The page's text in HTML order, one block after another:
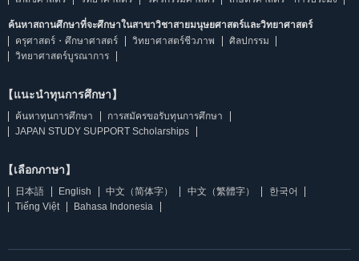
ค้นหาสถานศึกษาที่จะศึกษาในสาขาวิชาสายมนุษยศาสตร์และวิทยาศาสตร์
ครุศาสตร์・ศึกษาศาสตร์
วิทยาศาสตร์ชีวภาพ
ศิลปกรรม
วิทยาศาสตร์บูรณาการ
【แนะนำทุนการศึกษา】
ค้นหาทุนการศึกษา
การสมัครขอรับทุนการศึกษา
JAPAN STUDY SUPPORT Scholarships
【เลือกภาษา】
日本語 English 中文（简体字） 中文（繁體字）
한국어
Tiếng Việt
Bahasa Indonesia